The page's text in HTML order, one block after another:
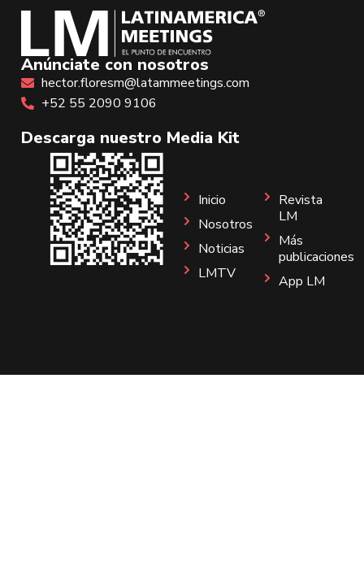
Anúnciate con nosotros
hector.floresm@latammeetings.com
+52 55 2090 9106
Descarga nuestro Media Kit
Inicio
Nosotros
Noticias
LMTV
Revista
LM
Más
publicaciones
App LM